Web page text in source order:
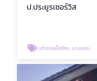
ป.ประยูรเซอร์วิส
เช่ารถแม็คโคร บางบอน